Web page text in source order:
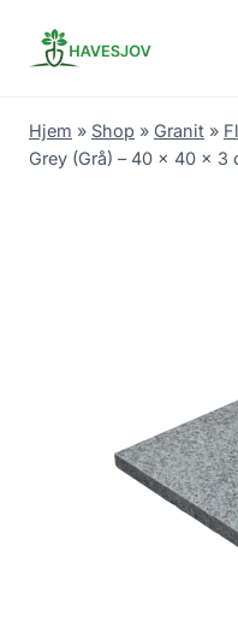
Hjem » Shop » Granit »
Grey (Grå) – 40 x 40 x 3